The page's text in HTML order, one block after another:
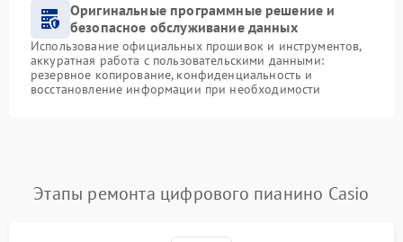
Оригинальные программные решение и
безопасное обслуживание данных
Использование официальных прошивок и инструментов,
аккуратная работа с пользовательскими данными:
резервное копирование, конфиденциальность и
восстановление информации при необходимости
Этапы ремонта цифрового пианино Casio